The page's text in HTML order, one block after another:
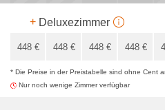
+ Deluxezimmer
448 € 448 € 448 € 448 €
384€
* Die Preise in der Preistabelle sind ohne Cent
Nur noch wenige Zimmer verfügbar